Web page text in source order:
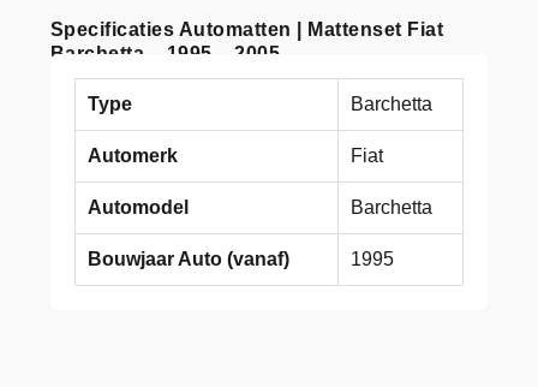
Specificaties Automatten | Mattenset Fiat
Barchetta – 1995 – 2005
Type Barchetta
Automerk Fiat
Automodel Barchetta
Bouwjaar Auto (vanaf) 1995